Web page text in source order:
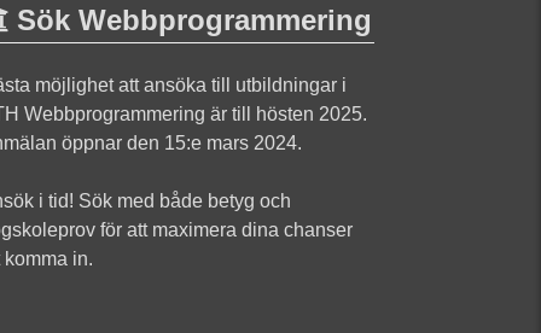
Sök Webbprogrammering
möjlighet att ansöka till utbildningar i
Webbprogrammering är till hösten 2025.
öppnar den 15:e mars 2024.
i tid! Sök med både betyg och
för att maximera dina chanser
komma in.